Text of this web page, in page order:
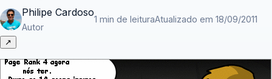
Philipe Cardoso
Autor
1 min de leituraAtualizado em 18/09/2011
↗